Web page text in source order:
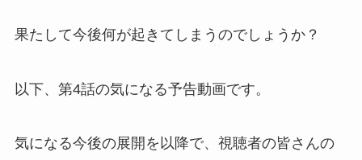
果たして今後何が起きてしまうのでしょうか？
以下、第4話の気になる予告動画です。
気になる今後の展開を以降で、視聴者の皆さんの